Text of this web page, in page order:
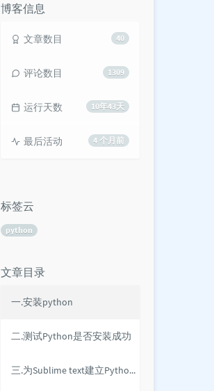
博客信息
40
文章数目
1309
评论数目
10年43天
运行天数
4 个月前
最后活动
标签云
python
文章目录
一.安装python
二.测试Python是否安装成功
三.为Sublime text建立Python编译系统